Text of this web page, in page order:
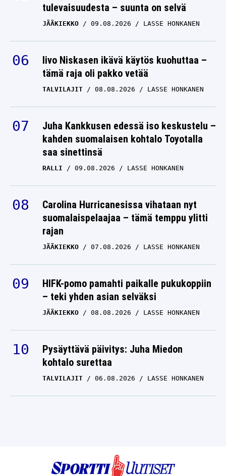
tulevaisuudesta – suunta on selvä
JÄÄKIEKKO 09.08.2026 LASSE HONKANEN
Iivo Niskasen ikävä käytös kuohuttaa –
tämä raja oli pakko vetää
TALVILAJIT 08.08.2026 LASSE HONKANEN
Juha Kankkusen edessä iso keskustelu –
kahden suomalaisen kohtalo Toyotalla
saa sinettinsä
RALLI 09.08.2026 LASSE HONKANEN
Carolina Hurricanesissa vihataan nyt
suomalaispelaajaa – tämä temppu ylitti
rajan
JÄÄKIEKKO 07.08.2026 LASSE HONKANEN
HIFK-pomo pamahti paikalle pukukoppiin
– teki yhden asian selväksi
JÄÄKIEKKO 08.08.2026 LASSE HONKANEN
Pysäyttävä päivitys: Juha Miedon
kohtalo surettaa
TALVILAJIT 06.08.2026 LASSE HONKANEN